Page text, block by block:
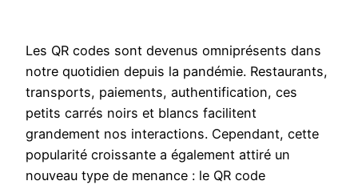
Les QR codes sont devenus omniprésents dans
notre quotidien depuis la pandémie. Restaurants,
transports, paiements, authentification, ces
petits carrés noirs et blancs facilitent
grandement nos interactions. Cependant, cette
popularité croissante a également attiré un
nouveau type de menance : le QR code